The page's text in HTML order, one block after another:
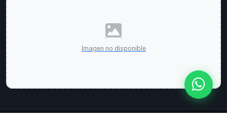
Imagen no disponible